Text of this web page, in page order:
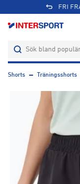
FRI
Shorts Träningsshorts